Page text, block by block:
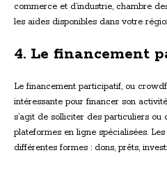
commerce et d’industrie, chambre
les aides disponibles dans votre
4. Le financement
Le financement participatif, ou
intéressante pour financer son
s’agit de solliciter des particuliers ou
plateformes en ligne spécialisées.
différentes formes : dons, prêts,